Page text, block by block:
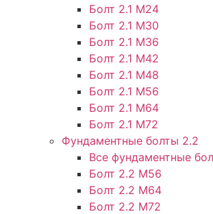
Болт 2.1 М24
Болт 2.1 М30
Болт 2.1 М36
Болт 2.1 М42
Болт 2.1 М48
Болт 2.1 М56
Болт 2.1 М64
Болт 2.1 М72
Фундаментные болты 2.2
Все фундаментные
Болт 2.2 М56
Болт 2.2 М64
Болт 2.2 М72